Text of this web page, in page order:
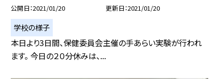
公開日 2021/01/20 更新日 2021/01/20
学校の様子
本日より3日間、保健委員会主催の手あらい実験が行われ
ます。 今日の２０分休みは、...